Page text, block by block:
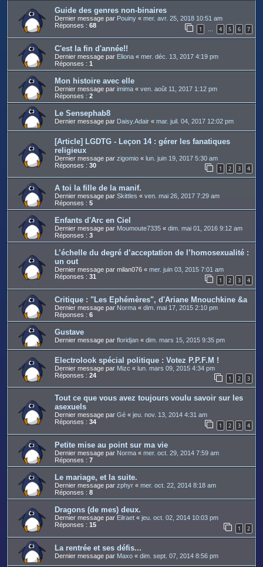
Guide des genres non-binaires
Dernier message par Pouiny « mer. avr. 25, 2018 10:51 am
Réponses : 68 1 4 5 6 7
C'est la fin d'année!!
Dernier message par Eliona « mer. déc. 13, 2017 4:19 pm
Réponses : 1
Mon histoire avec elle
Dernier message par imima « ven. août 11, 2017 1:12 pm
Réponses : 2
Le Sensephab8
Dernier message par Daisy.Adair « mar. juil. 04, 2017 12:02 pm
[Article] LGDTG - Leçon 14 : gérer les fanatiques
religieux
Dernier message par zigomio « lun. juin 19, 2017 5:30 am
Réponses : 30 1 2 3 4
A toi la fille de la manif.
Dernier message par Skittles « ven. mai 26, 2017 7:29 am
Réponses : 5
Enfants d'Arc en Ciel
Dernier message par Moumoute7335 « dim. mai 01, 2016 9:12 am
Réponses : 3
L’échelle du degré d’acceptation de l’homosexualité :
un out
Dernier message par milan076 « mer. juin 03, 2015 7:01 am
Réponses : 31 1 2 3 4
Critique : "Les Ephémères", d'Ariane Mnouchkine &a
Dernier message par Norma « dim. mai 17, 2015 2:10 pm
Réponses : 6
Gustave
Dernier message par floridjan « dim. mars 15, 2015 9:35 pm
Electrolook spécial politique : Votez P.P.F.M !
Dernier message par Mizc « lun. mars 09, 2015 4:34 pm
Réponses : 24 1 2 3
Tout ce que vous avez toujours voulu savoir sur les
asexuels
Dernier message par Gé « jeu. nov. 13, 2014 4:31 am
Réponses : 34 1 2 3 4
Petite mise au point sur ma vie
Dernier message par Norma « mer. oct. 29, 2014 7:59 am
Réponses : 7
Le mariage, et la suite.
Dernier message par zphyr « mer. oct. 22, 2014 8:18 am
Réponses : 8
Dragons (de mes) deux.
Dernier message par Eilraet « jeu. oct. 02, 2014 10:03 pm
Réponses : 15 1 2
La rentrée et ses défis...
Dernier message par Maxo « dim. sept. 07, 2014 8:56 pm